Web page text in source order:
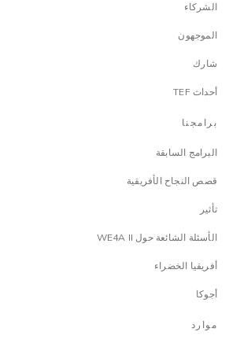
الشركاء
الموجهون
شارك
أحداث TEF
برامجنا
البرامج السابقة
قصص النجاح الأفريقية
تأثير
الأسئلة الشائعة حول WE4A II
أفريقيا الخضراء
أجوكا
موارد